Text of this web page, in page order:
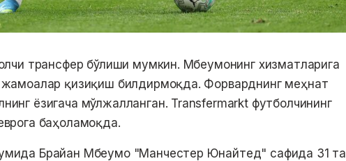
трансфер бўлиши мумкин. Мбеумонинг хизматларига
жамоалар қизиқиш билдирмоқда. Форварднинг меҳнат
ёзигача мўлжалланган. Transfermarkt футболчининг
баҳоламоқда.
Брайан Мбеумо "Манчестер Юнайтед" сафида 31 та